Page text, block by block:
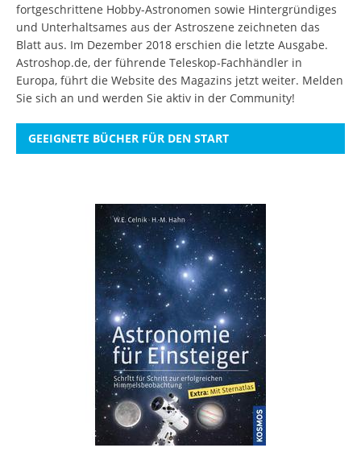
fortgeschrittene Hobby-Astronomen sowie Hintergründiges
und Unterhaltsames aus der Astroszene zeichneten das
Blatt aus. Im Dezember 2018 erschien die letzte Ausgabe.
Astroshop.de, der führende Teleskop-Fachhändler in
Europa, führt die Website des Magazins jetzt weiter. Melden
Sie sich an und werden Sie aktiv in der Community!
GEEIGNETE BÜCHER FÜR DEN START